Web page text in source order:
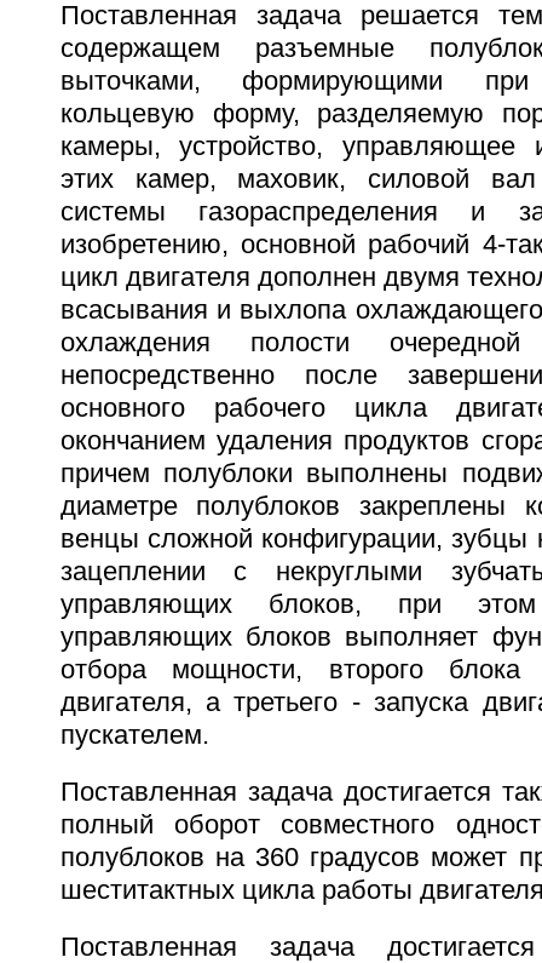
Поставленная задача решается
содержащем разъемные
выточками, формирующими
кольцевую форму, разделяемую
камеры, устройство, управляющее
этих камер, маховик, силовой
системы газораспределения и
изобретению, основной рабочий 4-
цикл двигателя дополнен двумя
всасывания и выхлопа
охлаждения полости
непосредственно после
основного рабочего цикла
окончанием удаления продуктов
причем полублоки выполнены
диаметре полублоков закреплены
венцы сложной конфигурации, зубцы
зацеплении с некруглыми
управляющих блоков, при
управляющих блоков выполняет
отбора мощности, второго блока
двигателя, а третьего - запуска
пускателем.
Поставленная задача достигается
полный оборот совместного
полублоков на 360 градусов может
шеститактных цикла работы
Поставленная задача